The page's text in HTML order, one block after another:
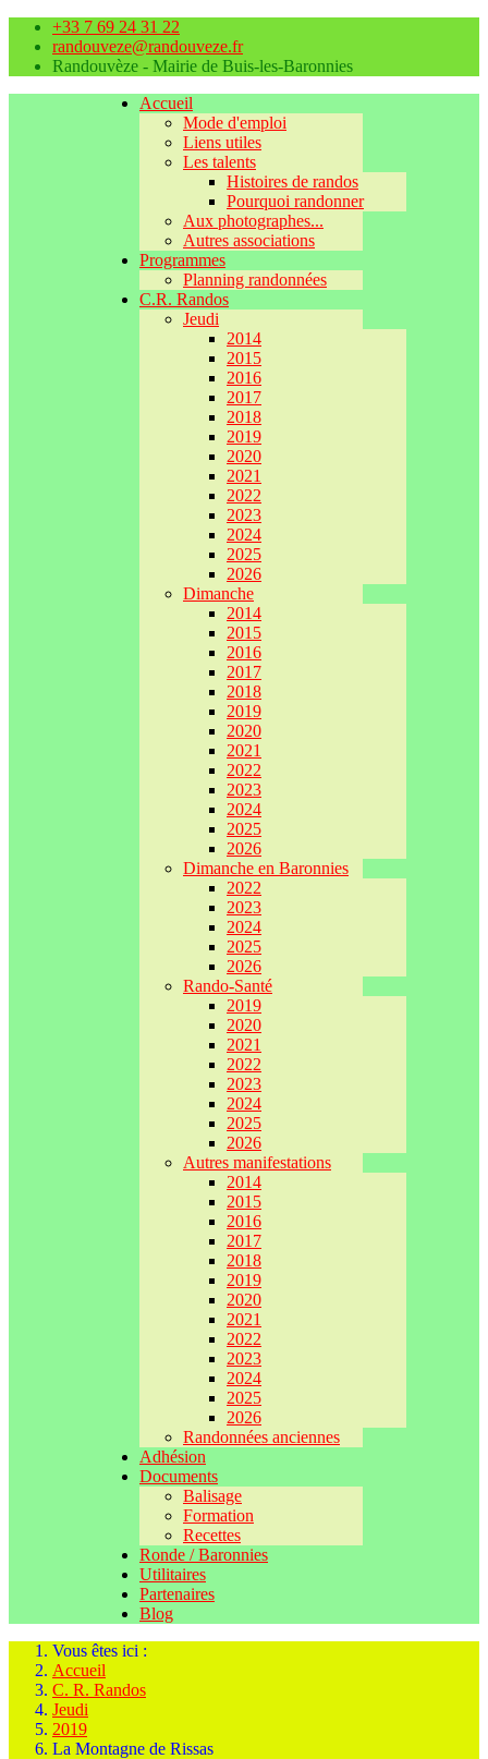
+33 7 69 24 31 22
randouveze@randouveze.fr
Randouvèze - Mairie de Buis-les-Baronnies
Accueil
Mode d'emploi
Liens utiles
Les talents
Histoires de randos
Pourquoi randonner
Aux photographes...
Autres associations
Programmes
Planning randonnées
C.R. Randos
Jeudi
2014
2015
2016
2017
2018
2019
2020
2021
2022
2023
2024
2025
2026
Dimanche
2014
2015
2016
2017
2018
2019
2020
2021
2022
2023
2024
2025
2026
Dimanche en Baronnies
2022
2023
2024
2025
2026
Rando-Santé
2019
2020
2021
2022
2023
2024
2025
2026
Autres manifestations
2014
2015
2016
2017
2018
2019
2020
2021
2022
2023
2024
2025
2026
Randonnées anciennes
Adhésion
Documents
Balisage
Formation
Recettes
Ronde / Baronnies
Utilitaires
Partenaires
Blog
Vous êtes ici :
Accueil
C. R. Randos
Jeudi
2019
La Montagne de Rissas